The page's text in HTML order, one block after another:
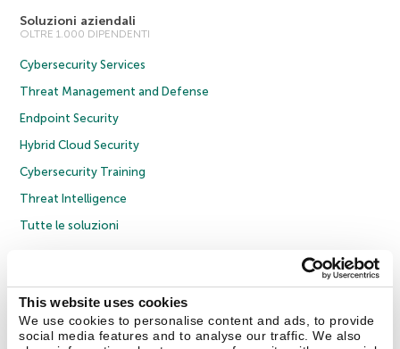
This website uses cookies
We use cookies to personalise content and ads, to provide
social media features and to analyse our traffic. We also
Soluzioni aziendali
OLTRE 1.000 DIPENDENTI
Cybersecurity Services
Threat Management and Defense
Endpoint Security
Hybrid Cloud Security
Cybersecurity Training
Threat Intelligence
Tutte le soluzioni
Informativa sulla privacy
Policy anticorruzione
Contratto di licenza B2C
Cookies